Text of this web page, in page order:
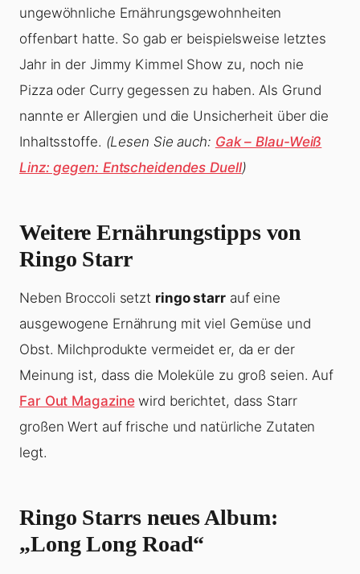
ungewöhnliche Ernährungsgewohnheiten
offenbart hatte. So gab er beispielsweise letztes
Jahr in der Jimmy Kimmel Show zu, noch nie
Pizza oder Curry gegessen zu haben. Als Grund
nannte er Allergien und die Unsicherheit über die
Inhaltsstoffe. (Lesen Sie auch: Gak – Blau-Weiß
Linz: gegen: Entscheidendes Duell)
Weitere Ernährungstipps von
Ringo Starr
Neben Broccoli setzt ringo starrauf eine
ausgewogene Ernährung mit viel Gemüse und
Obst. Milchprodukte vermeidet er, da er der
Meinung ist, dass die Moleküle zu groß seien. Auf
Far Out Magazinewird berichtet, dass Starr
großen Wert auf frische und natürliche Zutaten
legt.
Ringo Starrs neues Album:
„Long Long Road“